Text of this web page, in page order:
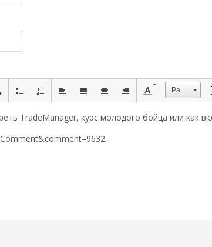
Размер
TradeManager, курс молодого бойца или как